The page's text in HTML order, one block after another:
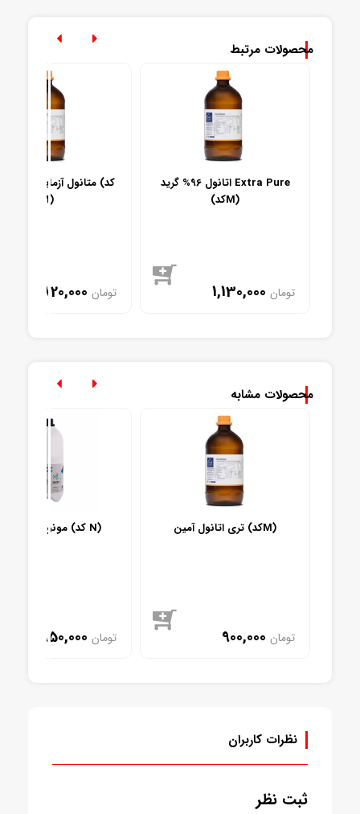
محصولات مرتبط
اتانول 96% گرید Extra Pure
(کدM)
1,130,000 تومان
متانول آزمایشگاهی
M)
820,000 تومان
محصولات مشابه
تری اتانول آمین (کدM)
900,000 تومان
مونو اتانول آمین (کد N)
950,000 تومان
نظرات کاربران
ثبت نظر